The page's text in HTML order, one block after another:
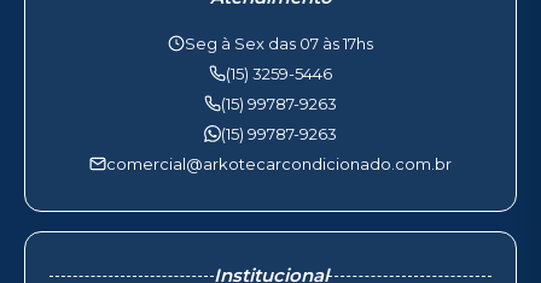
Seg à Sex das 07 às 17hs
(15) 3259-5446
(15) 99787-9263
(15) 99787-9263
comercial@arkotecarcondicionado.com.br
Institucional